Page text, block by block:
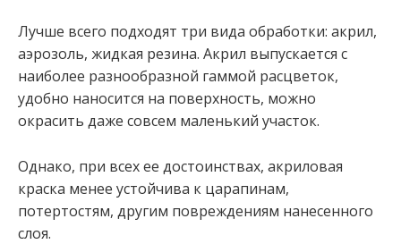
Лучше всего подходят три вида обработки: акрил,
аэрозоль, жидкая резина. Акрил выпускается с
наиболее разнообразной гаммой расцветок,
удобно наносится на поверхность, можно
окрасить даже совсем маленький участок.
Однако, при всех ее достоинствах, акриловая
краска менее устойчива к царапинам,
потертостям, другим повреждениям нанесенного
слоя.